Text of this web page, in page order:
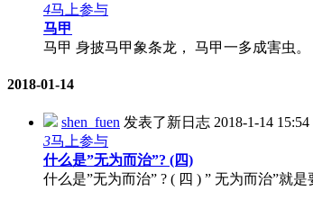
4马上参与
马甲
马甲 身披马甲象条龙， 马甲一多成害虫
2018-01-14
shen_fuen 发表了新日志 2018-1-14 15:54
3马上参与
什么是”无为而治”? (四)
什么是”无为而治” ? ( 四 ) ” 无为而治”就